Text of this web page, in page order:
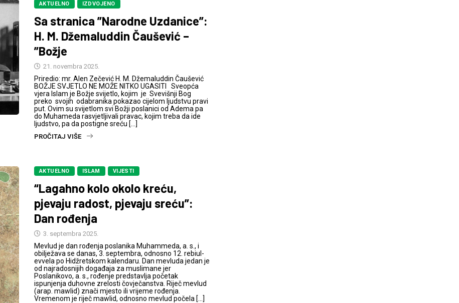
AKTUELNO IZDVOJENO
Sa stranica ”Narodne Uzdanice”:
H. M. Džemaluddin Čaušević –
”Božje
21. novembra 2025.
Priredio: mr. Alen Zečević H. M. Džemaluddin Čaušević
BOŽJE SVJETLO NE MOŽE NITKO UGASITI Sveopća
vjera Islam je Božje svijetlo, kojim je Svevišnji Bog
preko svojih odabranika pokazao cijelom ljudstvu pravi
put. Ovim su svijetlom svi Božji poslanici od Adema pa
do Muhameda rasvjetljivali pravac, kojim treba da ide
ljudstvo, pa da postigne sreću […]
PROČITAJ VIŠE
AKTUELNO ISLAM VIJESTI
“Lagahno kolo okolo kreću,
pjevaju radost, pjevaju sreću”:
Dan rođenja
3. septembra 2025.
Mevlud je dan rođenja poslanika Muhammeda, a. s., i
obilježava se danas, 3. septembra, odnosno 12. rebiul-
evvela po Hidžretskom kalendaru. Dan mevluda jedan je
od najradosnijih događaja za muslimane jer
Poslanikovo, a. s., rođenje predstavlja početak
ispunjenja duhovne zrelosti čovječanstva. Riječ mevlud
(arap. mawlid) znači mjesto ili vrijeme rođenja.
Vremenom je riječ mawlid, odnosno mevlud počela […]